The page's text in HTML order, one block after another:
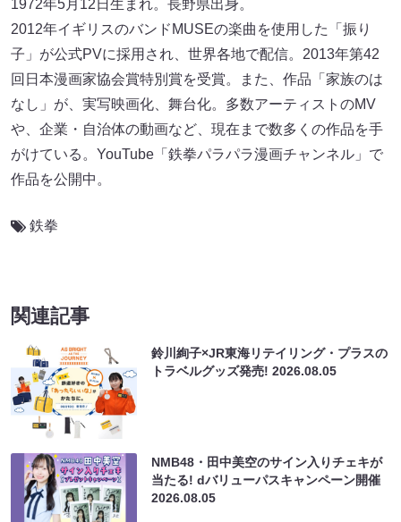
1972年5月12日生まれ。長野県出身。
2012年イギリスのバンドMUSEの楽曲を使用した「振り
子」が公式PVに採用され、世界各地で配信。2013年第42
回日本漫画家協会賞特別賞を受賞。また、作品「家族のは
なし」が、実写映画化、舞台化。多数アーティストのMV
や、企業・自治体の動画など、現在まで数多くの作品を手
がけている。YouTube「鉄拳パラパラ漫画チャンネル」で
作品を公開中。
鉄拳
関連記事
鈴川絢子×JR東海リテイリング・プラスの
トラベルグッズ発売!2026.08.05
NMB48・田中美空のサイン入りチェキが
当たる! dバリューパスキャンペーン開催
2026.08.05